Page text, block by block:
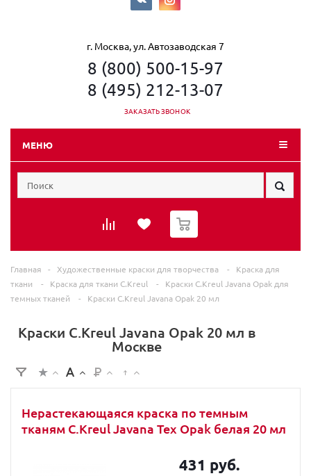
г. Москва, ул. Автозаводская 7
8 (800) 500-15-97
8 (495) 212-13-07
ЗАКАЗАТЬ ЗВОНОК
МЕНЮ
0
Главная - Художественные краски для творчества -
Краска для
ткани
- Краска для ткани C.Kreul -
Краски C.Kreul Javana Opak для
темных тканей
- Краски C.Kreul Javana Opak 20 мл
Краски C.Kreul Javana Opak 20 мл в
Москве
Нерастекающаяся краска по темным
тканям C.Kreul Javana Tex Opak белая 20 мл
431 руб.